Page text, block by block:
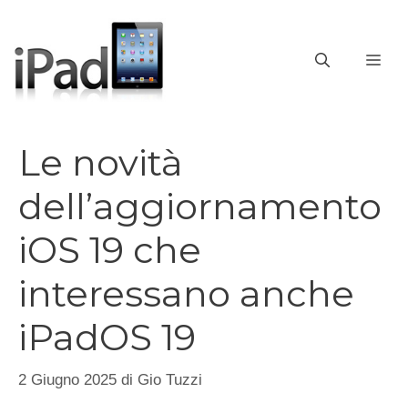
contenuto
Le novità
dell’aggiornamento
iOS 19 che
interessano anche
iPadOS 19
2 Giugno 2025 di Gio Tuzzi